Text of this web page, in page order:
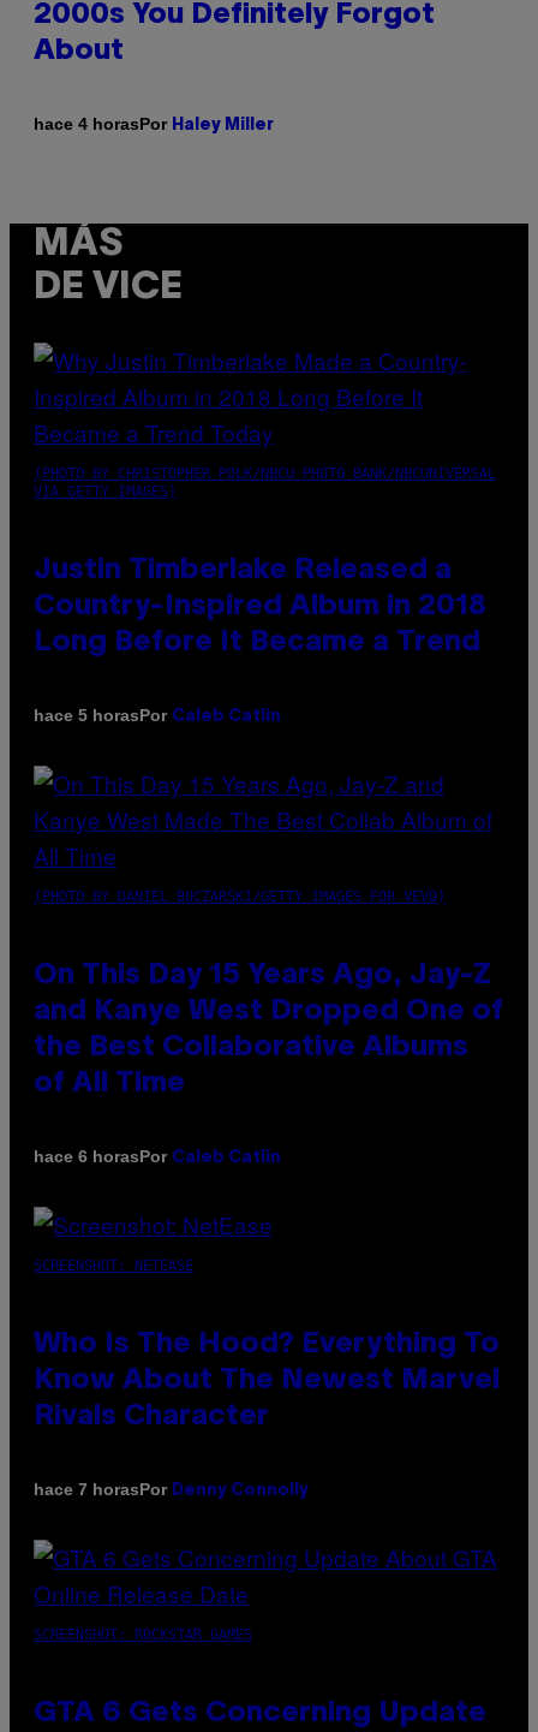
2000s You Definitely Forgot
About
hace 4 horasPor Haley Miller
MÁS
DE VICE
(PHOTO BY CHRISTOPHER POLK/NBCU PHOTO BANK/NBCUNIVERSAL
VIA GETTY IMAGES)
Justin Timberlake Released a
Country-Inspired Album in 2018
Long Before It Became a Trend
hace 5 horasPor Caleb Catlin
(PHOTO BY DANIEL BOCZARSKI/GETTY IMAGES FOR VEVO)
On This Day 15 Years Ago, Jay-Z
and Kanye West Dropped One of
the Best Collaborative Albums
of All Time
hace 6 horasPor Caleb Catlin
SCREENSHOT: NETEASE
Who Is The Hood? Everything To
Know About The Newest Marvel
Rivals Character
hace 7 horasPor Denny Connolly
SCREENSHOT: ROCKSTAR GAMES
GTA 6 Gets Concerning Update